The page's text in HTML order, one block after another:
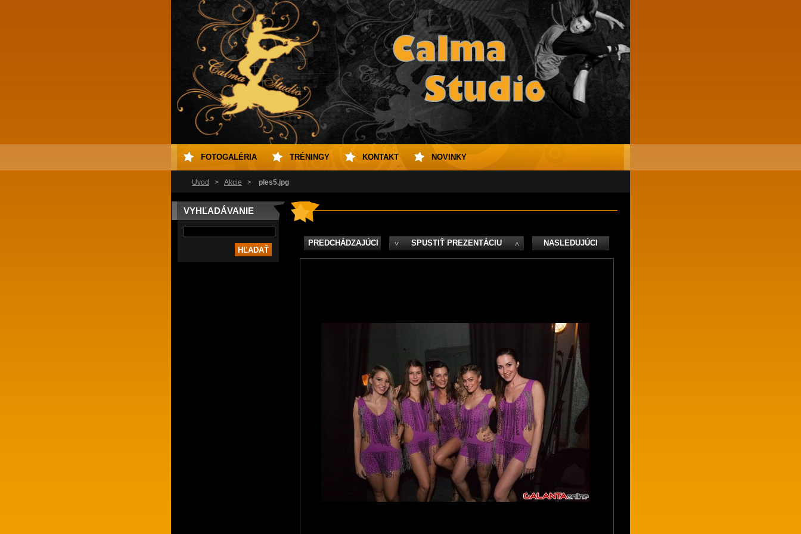
Úvod > Akcie > ples5.jpg
VYHĽADÁVANIE
PREDCHÁDZAJÚCI SPUSTIŤ PREZENTÁCIU NASLEDUJÚCI
FOTOGALÉRIA TRÉNINGY KONTAKT NOVINKY